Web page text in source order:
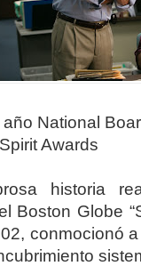
año National
Awards
historia
Boston Globe
conmocionó